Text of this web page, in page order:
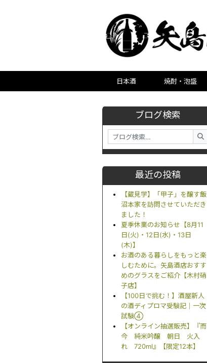
日本酒 焼酎・泡盛
ブログ検索
最近の投稿
【蔵見学】「甲子」を醸す飯
沼本家を訪問させていただき
ました！
夏季休業のお知らせ【8月11
日(火)・12日(水)・13日
(木)】
お酒のある暮らしをもっと楽
しむために。矢島酒店おすす
めのグラスをご紹介【木村硝
子店】
【100日で挑む！】酒屋新人
の酒ディプロマ受験記｜一次
試験④
【オンライン抽選販売】『而
今 純米吟醸 朝日 火入
れ 720ml』【限定12本】